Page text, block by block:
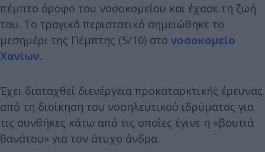
πέμπτο όροφο του νοσοκομείου και έχασε τη ζωή
του. Το τραγικό περιστατικό σημειώθηκε το
μεσημέρι της Πέμπτης (5/10) στο νοσοκομείο
Χανίων.
Έχει διαταχθεί διενέργεια προκαταρκτικής έρευνας
από τη διοίκηση του νοσηλευτικού ιδρύματος για
τις συνθήκες κάτω από τις οποίες έγινε η «βουτιά
θανάτου» για τον άτυχο άνδρα.